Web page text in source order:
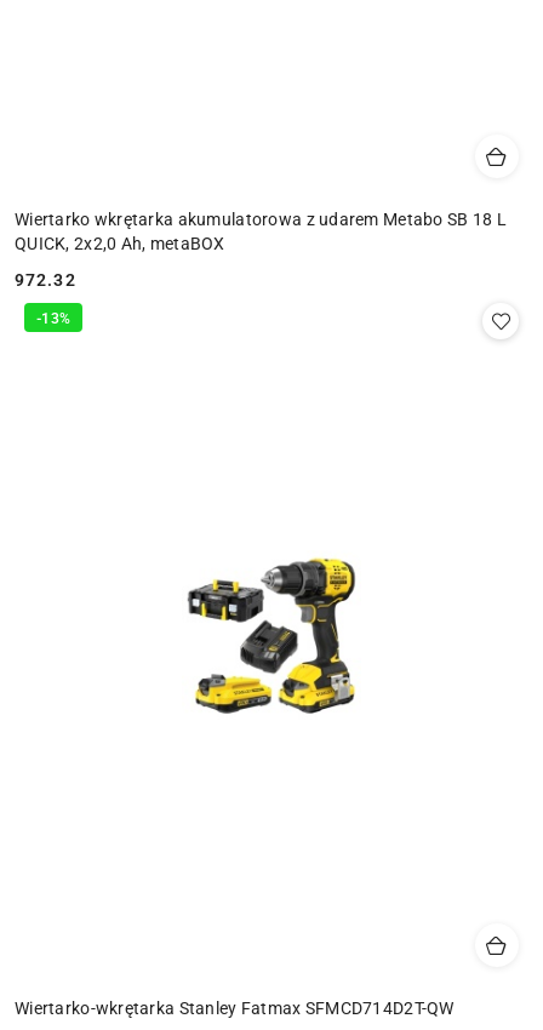
Wiertarko wkrętarka akumulatorowa z udarem Metabo SB 18 L
QUICK, 2x2,0 Ah, metaBOX
Cena:
972.32
Wiertarko-wkrętarka Stanley Fatmax SFMCD714D2T-QW
-13%